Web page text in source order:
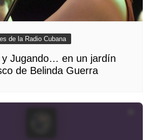
de la Radio Cubana
y Jugando… en un jardín
de Belinda Guerra